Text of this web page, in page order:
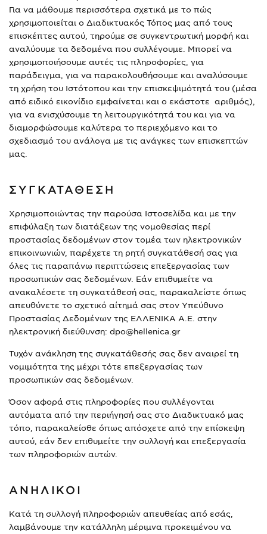
Για να μάθουμε περισσότερα σχετικά με το πώς
χρησιμοποιείται ο Διαδικτυακός Τόπος μας από τους
επισκέπτες αυτού, τηρούμε σε συγκεντρωτική μορφή και
αναλύουμε τα δεδομένα που συλλέγουμε. Μπορεί να
χρησιμοποιήσουμε αυτές τις πληροφορίες, για
παράδειγμα, για να παρακολουθήσουμε και αναλύσουμε
τη χρήση του Ιστότοπου και την επισκεψιμότητά του (μέσα
από ειδικό εικονίδιο εμφαίνεται και ο εκάστοτε αριθμός),
για να ενισχύσουμε τη λειτουργικότητά του και για να
διαμορφώσουμε καλύτερα το περιεχόμενο και το
σχεδιασμό του ανάλογα με τις ανάγκες των επισκεπτών
μας.
ΣΥΓΚΑΤΑΘΕΣΗ
Χρησιμοποιώντας την παρούσα Ιστοσελίδα και με την
επιφύλαξη των διατάξεων της νομοθεσίας περί
προστασίας δεδομένων στον τομέα των ηλεκτρονικών
επικοινωνιών, παρέχετε τη ρητή συγκατάθεσή σας για
όλες τις παραπάνω περιπτώσεις επεξεργασίας των
προσωπικών σας δεδομένων. Εάν επιθυμείτε να
ανακαλέσετε τη συγκατάθεσή σας, παρακαλείστε όπως
απευθύνετε το σχετικό αίτημά σας στον Υπεύθυνο
Προστασίας Δεδομένων της ΕΛΛΕΝΙΚΑ Α.Ε. στην
ηλεκτρονική διεύθυνση: dpo@hellenica.gr
Τυχόν ανάκληση της συγκατάθεσής σας δεν αναιρεί τη
νομιμότητα της μέχρι τότε επεξεργασίας των
προσωπικών σας δεδομένων.
Όσον αφορά στις πληροφορίες που συλλέγονται
αυτόματα από την περιήγησή σας στο Διαδικτυακό μας
τόπο, παρακαλείσθε όπως απόσχετε από την επίσκεψη
αυτού, εάν δεν επιθυμείτε την συλλογή και επεξεργασία
των πληροφοριών αυτών.
ΑΝΗΛΙΚΟΙ
Κατά τη συλλογή πληροφοριών απευθείας από εσάς,
λαμβάνουμε την κατάλληλη μέριμνα προκειμένου να